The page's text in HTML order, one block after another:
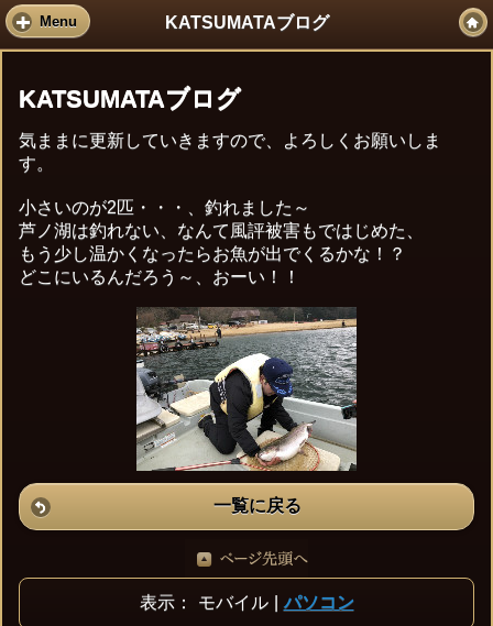
Menu KATSUMATAブログ
KATSUMATAブログ
気ままに更新していきますので、よろしくお願いしま
す。
小さいのが2匹・・・、釣れました～
芦ノ湖は釣れない、なんて風評被害もではじめた、
もう少し温かくなったらお魚が出でくるかな！？
どこにいるんだろう～、おーい！！
一覧に戻る
表示： モバイル パソコン